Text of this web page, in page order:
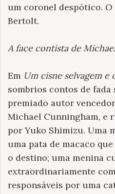
um coronel despótico.
Bertolt.
A face contista de
Em Um cisne selvagem e
sombrios contos de
premiado autor
Michael Cunningham, e
por Yuko Shimizu. Uma
uma pata de macaco
o destino; uma menina
extraordinariamente
responsáveis por uma